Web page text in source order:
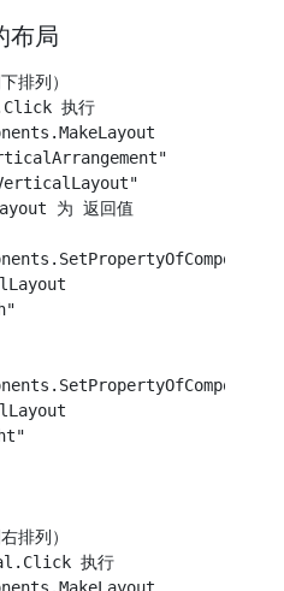
布局
排列）
执行
为 返回值
排列）
执行